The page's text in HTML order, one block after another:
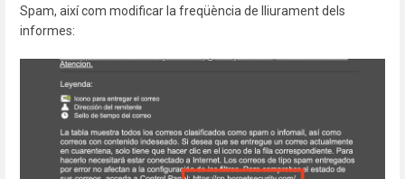
Spam, així com modificar la freqüència de lliurament dels
informes: